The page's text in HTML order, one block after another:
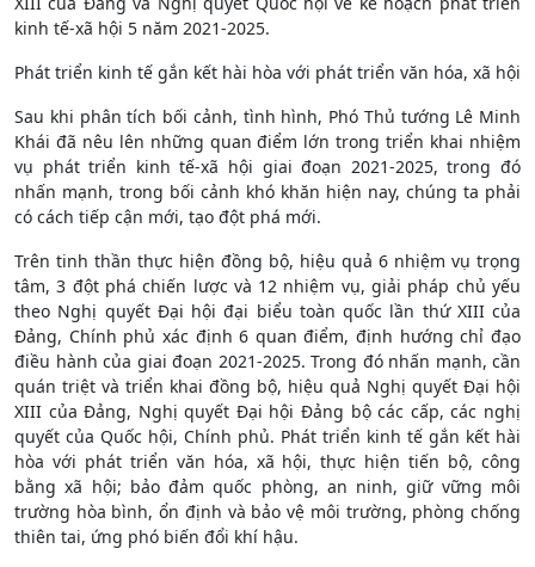
kinh tế-xã hội 5 năm 2021-2025.
Phát triển kinh tế gắn kết hài hòa với phát triển văn hóa, xã hội
Sau khi phân tích bối cảnh, tình hình, Phó Thủ tướng Lê Minh
Khái đã nêu lên những quan điểm lớn trong triển khai nhiệm
vụ phát triển kinh tế-xã hội giai đoạn 2021-2025, trong đó
nhấn mạnh, trong bối cảnh khó khăn hiện nay, chúng ta phải
có cách tiếp cận mới, tạo đột phá mới.
Trên tinh thần thực hiện đồng bộ, hiệu quả 6 nhiệm vụ trọng
tâm, 3 đột phá chiến lược và 12 nhiệm vụ, giải pháp chủ yếu
theo Nghị quyết Đại hội đại biểu toàn quốc lần thứ XIII của
Đảng, Chính phủ xác định 6 quan điểm, định hướng chỉ đạo
điều hành của giai đoạn 2021-2025. Trong đó nhấn mạnh, cần
quán triệt và triển khai đồng bộ, hiệu quả Nghị quyết Đại hội
XIII của Đảng, Nghị quyết Đại hội Đảng bộ các cấp, các nghị
quyết của Quốc hội, Chính phủ. Phát triển kinh tế gắn kết hài
hòa với phát triển văn hóa, xã hội, thực hiện tiến bộ, công
bằng xã hội; bảo đảm quốc phòng, an ninh, giữ vững môi
trường hòa bình, ổn định và bảo vệ môi trường, phòng chống
thiên tai, ứng phó biến đổi khí hậu.